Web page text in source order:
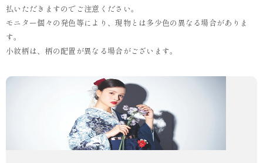
払いただきますのでご注意ください。
モニター個々の発色等により、現物とは多少色の異なる場合がありま
す。
小紋柄は、柄の配置が異なる場合がございます。